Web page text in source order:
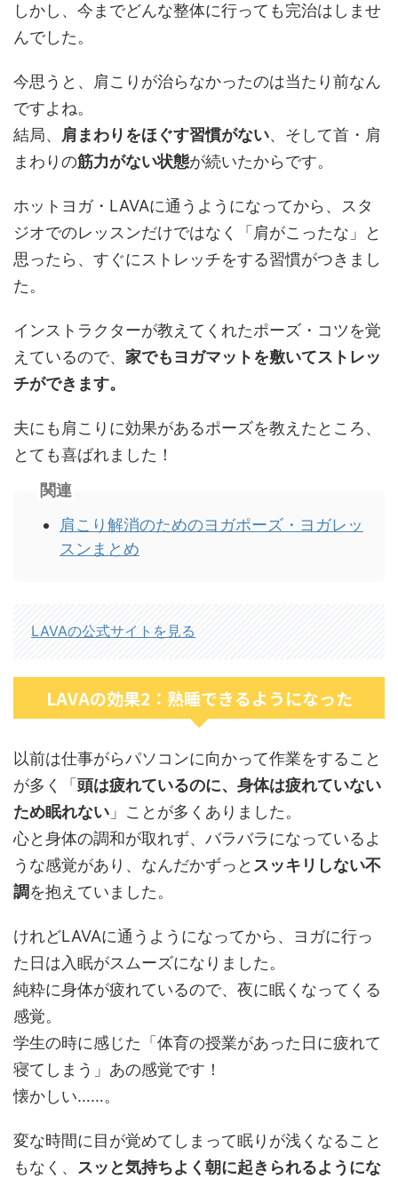
しかし、今までどんな整体に行っても完治はしませ
んでした。
今思うと、肩こりが治らなかったのは当たり前なん
ですよね。
結局、 肩まわりをほぐす習慣がない、そして首・肩
まわりの筋力がない状態が続いたからです。
ホットヨガ・LAVAに通うようになってから、スタ
ジオでのレッスンだけではなく「肩がこったな」と
思ったら、すぐにストレッチをする習慣がつきまし
た。
インストラクターが教えてくれたポーズ・コツを覚
えているので、 家でもヨガマットを敷いてストレッ
チができます。
夫にも肩こりに効果があるポーズを教えたところ、
とても喜ばれました！
関連
肩こり解消のためのヨガポーズ・ヨガレッ
スンまとめ
LAVAの公式サイトを見る
LAVAの効果2：熟睡できるようになった
以前は仕事がらパソコンに向かって作業をすること
が多く「 頭は疲れているのに、身体は疲れていない
ため眠れない 」ことが多くありました。
心と身体の調和が取れず、バラバラになっているよ
うな感覚があり、なんだかずっと スッキリしない不
調を抱えていました。
けれどLAVAに通うようになってから、ヨガに行っ
た日は入眠がスムーズになりました。
純粋に身体が疲れているので、夜に眠くなってくる
感覚。
学生の時に感じた「体育の授業があった日に疲れて
寝てしまう」あの感覚です！
懐かしい……。
変な時間に目が覚めてしまって眠りが浅くなること
もなく、 スッと気持ちよく朝に起きられるようにな